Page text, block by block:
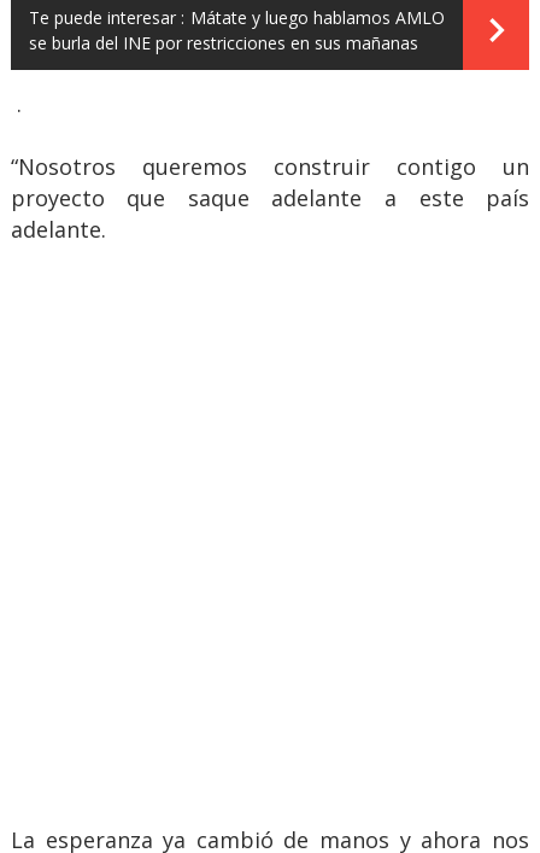
Te puede interesar : Mátate y luego hablamos AMLO
se burla del INE por restricciones en sus mañanas
.
“Nosotros queremos construir contigo un
proyecto que saque adelante a este país
adelante.
La esperanza ya cambió de manos y ahora nos